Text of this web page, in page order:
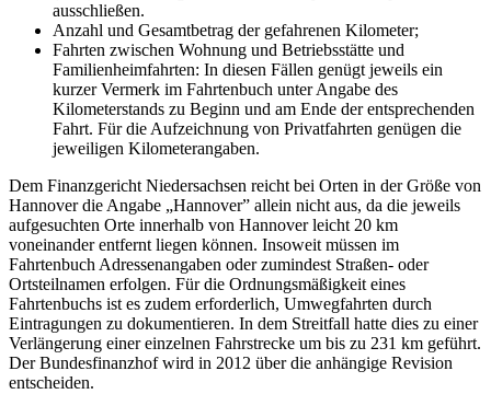
ausschließen.
Anzahl und Gesamtbetrag der gefahrenen Kilometer;
Fahrten zwischen Wohnung und Betriebsstätte und
Familienheimfahrten: In diesen Fällen genügt jeweils ein
kurzer Vermerk im Fahrtenbuch unter Angabe des
Kilometerstands zu Beginn und am Ende der entsprechenden
Fahrt. Für die Aufzeichnung von Privatfahrten genügen die
jeweiligen Kilometerangaben.
Dem Finanzgericht Niedersachsen reicht bei Orten in der Größe von
Hannover die Angabe „Hannover” allein nicht aus, da die jeweils
aufgesuchten Orte innerhalb von Hannover leicht 20 km
voneinander entfernt liegen können. Insoweit müssen im
Fahrtenbuch Adressenangaben oder zumindest Straßen- oder
Ortsteilnamen erfolgen. Für die Ordnungsmäßigkeit eines
Fahrtenbuchs ist es zudem erforderlich, Umwegfahrten durch
Eintragungen zu dokumentieren. In dem Streitfall hatte dies zu einer
Verlängerung einer einzelnen Fahrstrecke um bis zu 231 km geführt.
Der Bundesfinanzhof wird in 2012 über die anhängige Revision
entscheiden.